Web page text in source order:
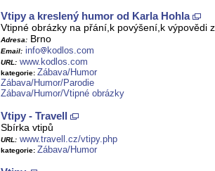
Vtipy a kreslený humor od Karla Hohla
Vtipné obrázky na přání,k povýšení,k výpovědi
Adresa: Brno
Email: info kodlos.com
URL: www.kodlos.com
kategorie: Zábava/Humor
Zábava/Humor/Parodie
Zábava/Humor/Vtipné obrázky
Vtipy - Travell
Sbírka vtipů
URL: www.travell.cz/vtipy.php
kategorie: Zábava/Humor